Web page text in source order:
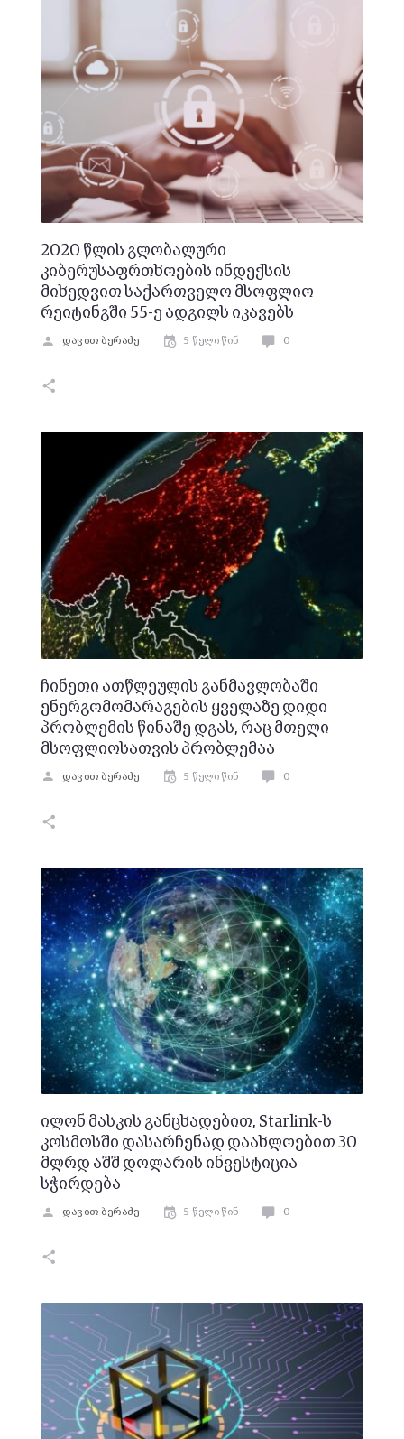
2020 წლის გლობალური
კიბერუსაფრთხოების ინდექსის
მიხედვით საქართველო მსოფლიო
რეიტინგში 55-ე ადგილს იკავებს
დავით ბერაძე 5 წელი წინ 0
ჩინეთი ათწლეულის განმავლობაში
ენერგომომარაგების ყველაზე დიდი
პრობლემის წინაშე დგას, რაც მთელი
მსოფლიოსათვის პრობლემაა
დავით ბერაძე 5 წელი წინ 0
ილონ მასკის განცხადებით, Starlink-ს
კოსმოსში დასარჩენად დაახლოებით 30
მლრდ აშშ დოლარის ინვესტიცია
სჭირდება
დავით ბერაძე 5 წელი წინ 0